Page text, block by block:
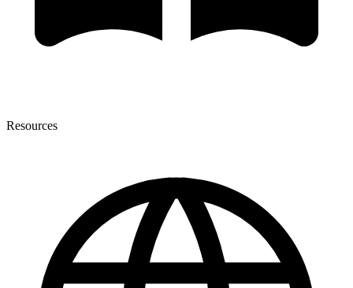
Resources